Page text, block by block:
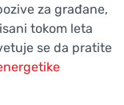
za građane,
tokom leta
se da pratite